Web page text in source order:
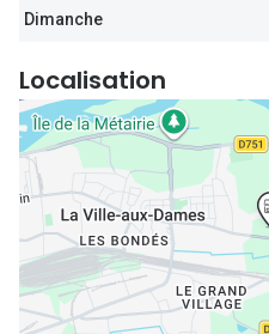
Dimanche
Localisation